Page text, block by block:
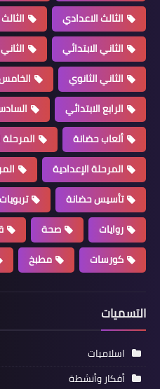
الثالث الاعدادي
الثاني الابتدائي
الثاني الثانوي
الرابع الابتدائي
ألعاب حضانة
المرحلة
المرحلة الإعدادية
تأسيس حضانة
تربويات
روايات
صحة
كورسات
مطبخ
التسميات
اسلاميات
أفكار وأنشطة